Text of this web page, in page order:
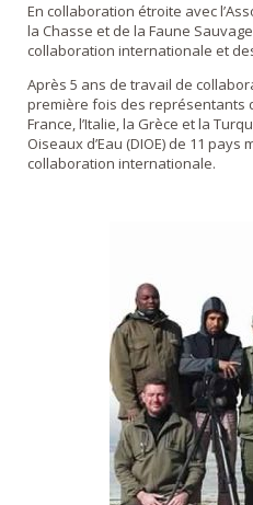
En collaboration étroite avec
la Chasse et de la Faune
collaboration internationale et
Après 5 ans de travail de
première fois des représentants
France, l’Italie, la Grèce et la
Oiseaux d’Eau (DIOE) de 11
collaboration internationale.